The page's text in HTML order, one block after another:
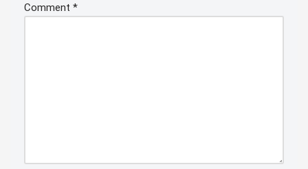
Comment *